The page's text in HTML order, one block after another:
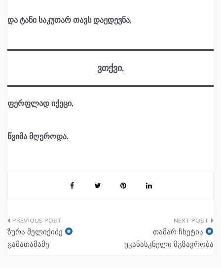
და ტანი საკუთარ თავს დაედევნა,
ვთქვი,
ფერფლად იქეცი,
წვიმა მღეროდა.
პოსტის
ნავიგაცია
ზურა მელიქიძე
გამათამამე
თამარ ჩხეტია
უკანასკნელი მგზავრობა